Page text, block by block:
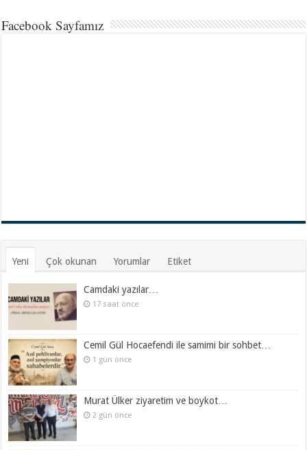
Facebook Sayfamız
Yeni Çok okunan Yorumlar Etiket
Camdaki yazılar…
17 saat önce
Cemil Gül Hocaefendi ile samimi bir sohbet…
1 gün önce
Murat Ülker ziyaretim ve boykot…
2 gün önce